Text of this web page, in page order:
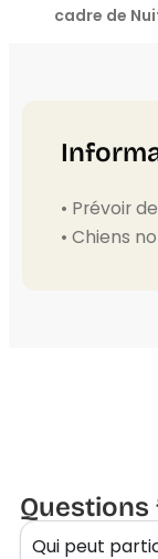
cadre de
• Prévoir
• Chiens
Qui peut